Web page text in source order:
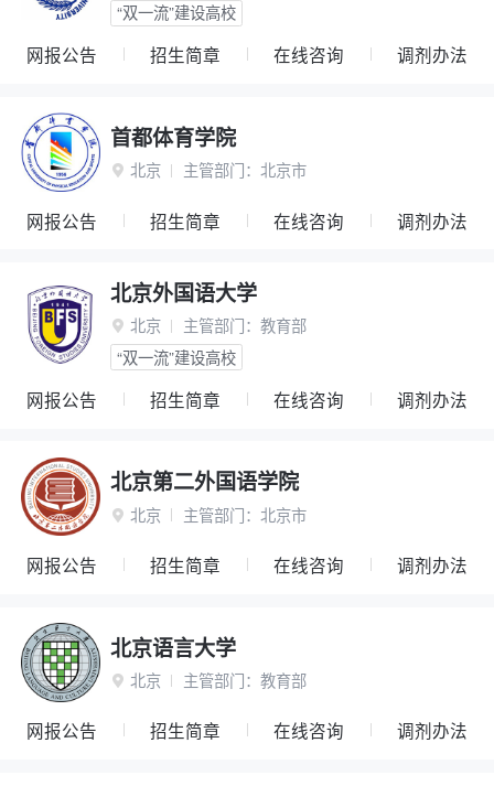
“双一流”建设高校
网报公告 招生简章 在线咨询 调剂办法
首都体育学院
 北京 主管部门： 北京市
网报公告 招生简章 在线咨询 调剂办法
北京外国语大学
 北京 主管部门： 教育部
“双一流”建设高校
网报公告 招生简章 在线咨询 调剂办法
北京第二外国语学院
 北京 主管部门： 北京市
网报公告 招生简章 在线咨询 调剂办法
北京语言大学
 北京 主管部门： 教育部
网报公告 招生简章 在线咨询 调剂办法